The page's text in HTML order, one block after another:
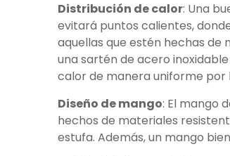
Distribución de calor: Una
evitará puntos calientes,
aquellas que estén hechas
una sartén de acero
calor de manera uniforme por
Diseño de mango: El mango
hechos de materiales
estufa. Además, un mango